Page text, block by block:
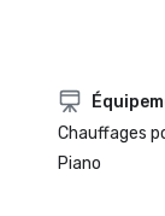
Chauffages
Piano